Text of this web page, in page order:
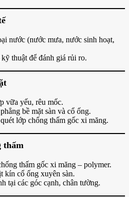
nước (nước mưa, nước sinh hoạt,
thuật để đánh giá rủi ro.
vữa yếu, rêu mốc.
bề mặt sàn và cổ ống.
lớp chống thấm gốc xi măng.
thấm
thấm gốc xi măng – polymer.
kín cổ ống xuyên sàn.
tại các góc cạnh, chân tường.